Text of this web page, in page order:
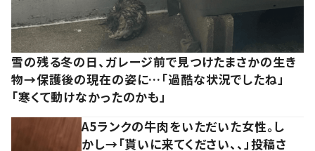
雪の残る冬の日、ガレージ前で見つけたまさかの生き
物→保護後の現在の姿に…「過酷な状況でしたね」
「寒くて動けなかったのかも」
A5ランクの牛肉をいただいた女性。し
かし→「貰いに来てください、、」投稿さ